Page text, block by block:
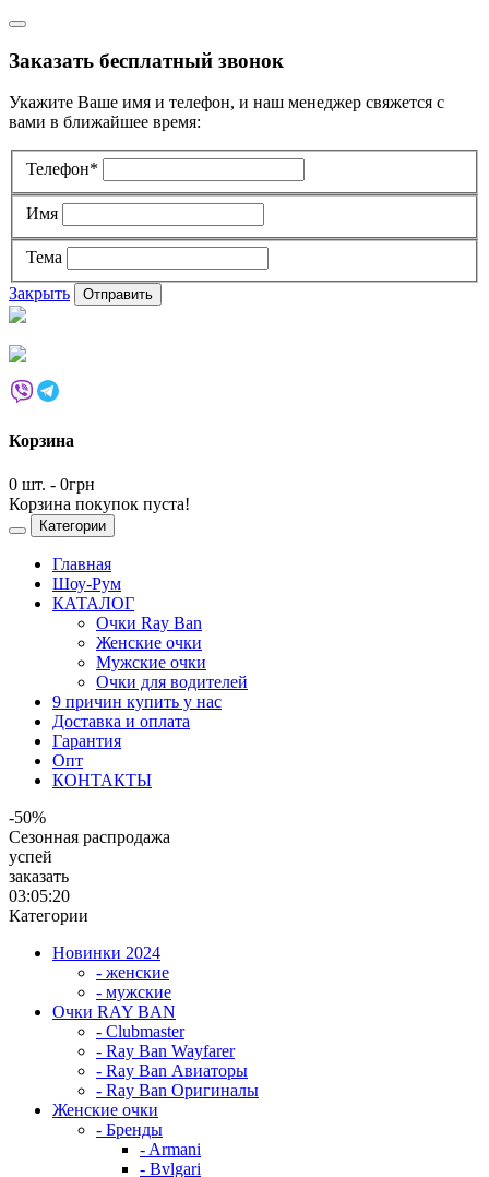
Заказать бесплатный звонок
Укажите Ваше имя и телефон, и наш менеджер свяжется с
вами в ближайшее время:
Телефон*
Имя
Тема
Закрыть
Корзина
0 шт. - 0грн
Корзина покупок пуста!
Категории
Главная
Шоу-Рум
КАТАЛОГ
Очки Ray Ban
Женские очки
Мужские очки
Очки для водителей
9 причин купить у нас
Доставка и оплата
Гарантия
Опт
КОНТАКТЫ
-50%
Сезонная распродажа
успей
заказать
03:05:20
Категории
Новинки 2024
- женские
- мужские
Очки RAY BAN
- Clubmaster
- Ray Ban Wayfarer
- Ray Ban Авиаторы
- Ray Ban Оригиналы
Женские очки
- Бренды
- Armani
- Bvlgari